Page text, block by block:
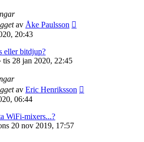
av Åke Paulsson
20:43
eller bitdjup?
tis 28 jan 2020, 22:45
av Eric Henriksson
06:44
WiFi-mixers...?
20 nov 2019, 17:57